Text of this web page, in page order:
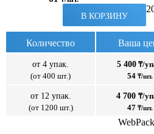
В КОРЗИНУ
Количество Ваша
от 4 упак.
(от 400 шт.)
5 400₸/
54 ₸/шт.
от 12 упак.
(от 1200 шт.)
4 700 ₸/
47 ₸/шт.
WebPack